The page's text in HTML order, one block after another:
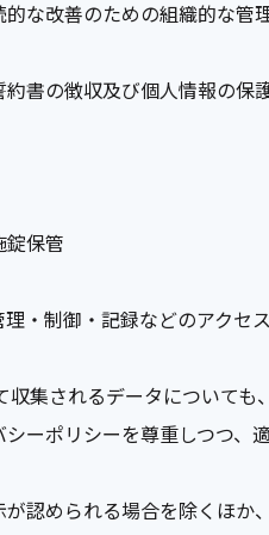
な改善のための組織的な管
書の徴収及び個人情報の保
錠保管
・制御・記録などのアク
集されるデータについて
ーポリシーを尊重しつつ、
認められる場合を除くほ